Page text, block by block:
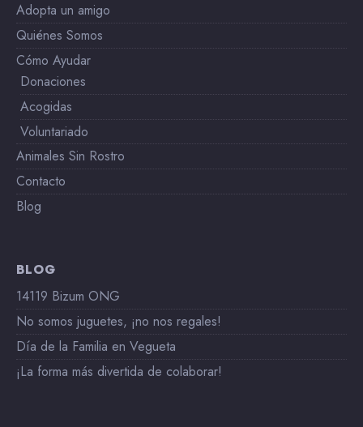
Adopta un amigo
Quiénes Somos
Cómo Ayudar
Donaciones
Acogidas
Voluntariado
Animales Sin Rostro
Contacto
Blog
BLOG
14119 Bizum ONG
No somos juguetes, ¡no nos regales!
Día de la Familia en Vegueta
¡La forma más divertida de colaborar!